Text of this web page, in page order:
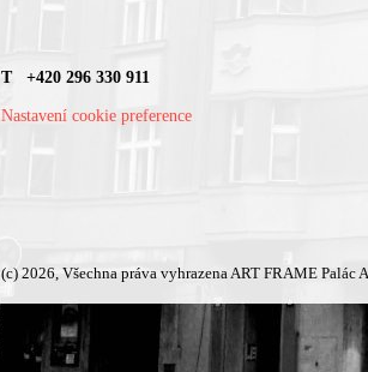
T +420 296 330 911
Nastavení cookie preference
(c) 2026, Všechna práva vyhrazena ART FRAME Palác